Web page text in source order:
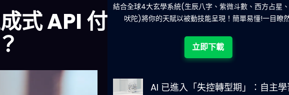
式 API 付
惱
下載
結合全球4大玄學系統(生辰八字、紫微斗數、西方占星
吠陀)將你的天賦以被動技能呈現！簡單易懂!一目瞭
立即下載
AI 已進入「失控轉型期」：自主